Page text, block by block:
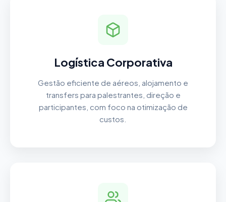
Logística Corporativa
Gestão eficiente de aéreos, alojamento e
transfers para palestrantes, direção e
participantes, com foco na otimização de
custos.